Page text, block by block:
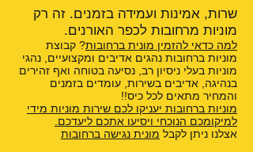
שרות, אמינות ועמידה בזמנים. זה רק
מוניות מרחובות לכפר האורנים.
למה כדאי להזמין מונית ברחובות? קבוצת
מוניות ברחובות נהגים אדיבים ומקצועיים, נהגי
מוניות בעלי ניסיון רב, נסיעה בטוחה ואף זהירים
בנהיגה, אדיבים בשירות, עומדים בזמנים
והמחיר מתאים לכל כיס!!
מוניות ברחובות יעניקו לכם שירות מוניות מידי
למיקומכם הנוכחי ויסיעו אתכם ליעדכם.
אצלנו ניתן לקבל מונית נגישה ברחובות